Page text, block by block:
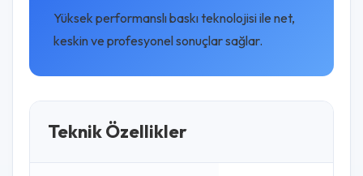
Yüksek performanslı baskı teknolojisi ile net,
keskin ve profesyonel sonuçlar sağlar.
Teknik Özellikler